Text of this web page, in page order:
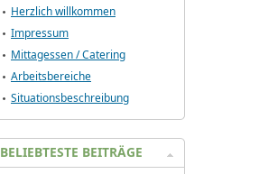
Herzlich willkommen
Impressum
Mittagessen / Catering
Arbeitsbereiche
Situationsbeschreibung
BELIEBTESTE BEITRÄGE